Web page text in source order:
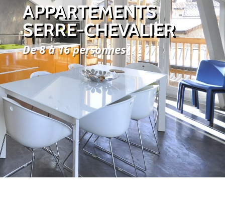
APPARTEMENTS
SERRE-CHEVALIER
De 8 à 16 personnes